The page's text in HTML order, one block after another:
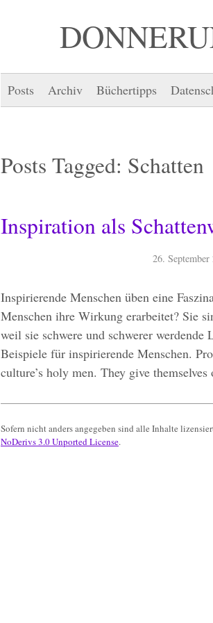
DONNER
Posts Archiv Büchertipps
Posts Tagged: Schatten
Inspiration als
26. September
Inspirierende Menschen üben eine
Menschen ihre Wirkung erarbeitet? Sie
weil sie schwere und schwerer
Beispiele für inspirierende Menschen.
culture’s holy men. They give
Sofern nicht anders angegeben sind alle Inhalte
NoDerivs 3.0 Unported License.